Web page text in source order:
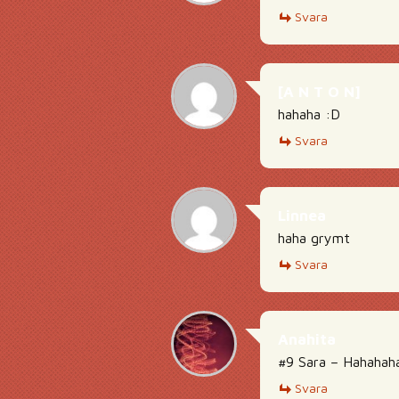
Svara
hahaha :D
Svara
haha grymt
Svara
#9 Sara –
Svara